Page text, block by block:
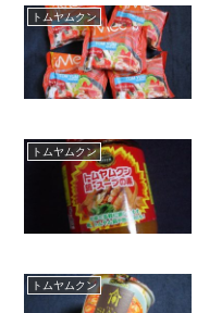
トムヤムクン
トムヤムクン
トムヤムクン